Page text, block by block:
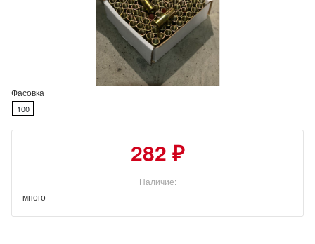
Фасовка
100
282 ₽
Наличие:
много